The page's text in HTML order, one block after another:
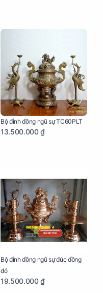
Bộ đỉnh đồng ngũ sự TC60PLT
13.500.000 ₫
Bộ đỉnh đồng ngũ sự đúc đồng
đỏ
19.500.000 ₫